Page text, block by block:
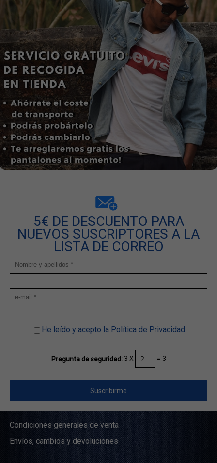
5€ DE DESCUENTO PARA
NUEVOS SUSCRIPTORES A LA
LISTA DE CORREO
He leído y acepto la Política de Privacidad
Pregunta de seguridad: 3 X = 3
Condiciones generales de venta
Envíos, cambios y devoluciones